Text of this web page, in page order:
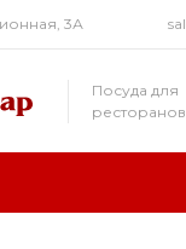
3А
Посуда для